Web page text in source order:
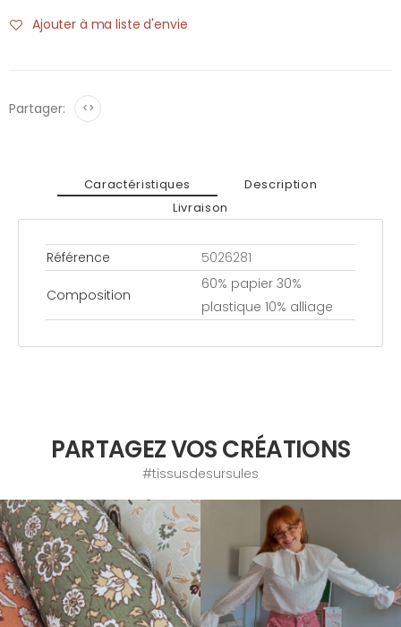
Ajouter à ma liste d'envie
Partager: <>
Caractéristiques
Description
Livraison
Référence 5026281
Composition
60% papier 30%
plastique 10% alliage
PARTAGEZ VOS CRÉATIONS
#tissusdesursules